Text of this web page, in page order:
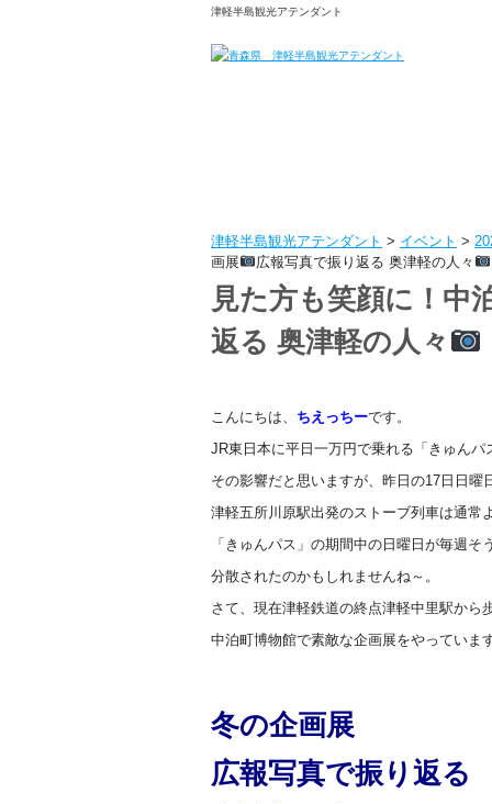
津軽半島観光アテンダント
津軽半島観光アテンダント > イベント >
画展
広報写真で振り返る 奥津軽の人々
見た方も笑顔に！中
返る 奥津軽の人々
こんにちは、 ちえっちーです。
JR東日本に平日一万円で乗れる「きゅんパ
その影響だと思いますが、昨日の17日日曜
津軽五所川原駅出発のストーブ列車は通常
「きゅんパス」の期間中の日曜日が毎週そ
分散されたのかもしれませんね～。
さて、現在津軽鉄道の終点津軽中里駅から
中泊町博物館で素敵な企画展をやっていま
冬の企画展
広報写真で振り返る